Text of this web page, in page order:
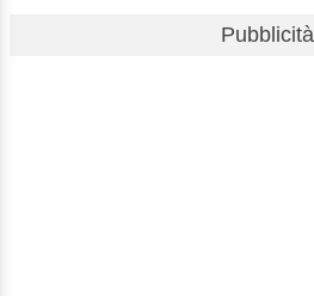
Pubblicità